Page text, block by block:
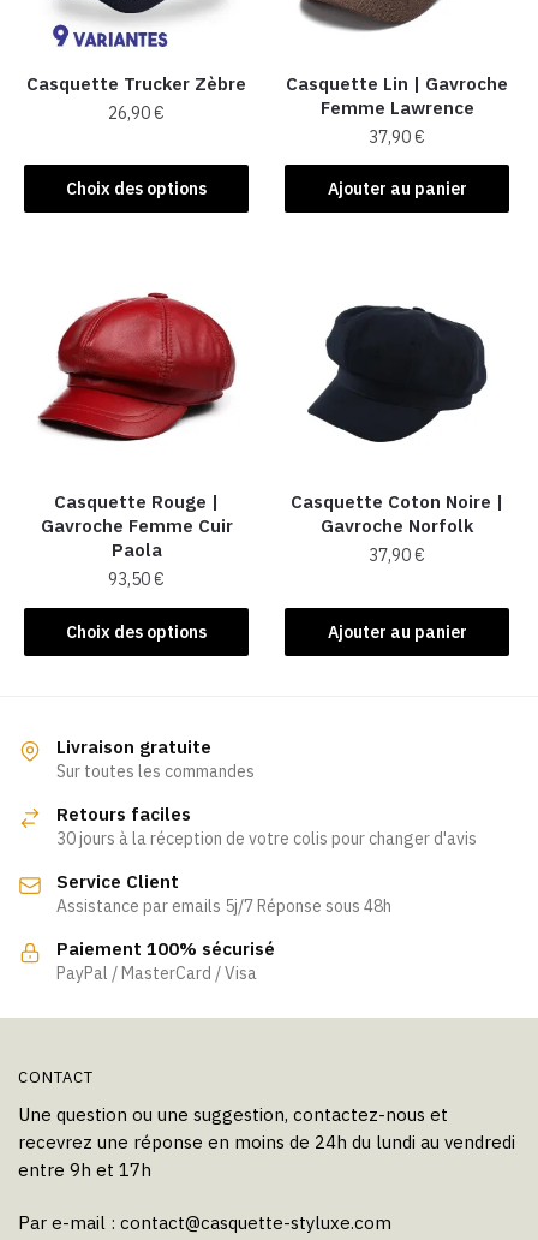
Casquette Trucker Zèbre
26,90€
Choix des options
produit
a
Les
options
peuvent
être
choisies
sur
page
du
produit
Casquette Lin | Gavroche
Femme Lawrence
37,90€
Ajouter au panier
Casquette Rouge |
Gavroche Femme Cuir
Paola
93,50€
Choix des options
Ce
produit
variations.
Les
peuvent
choisies
sur
la
page
Casquette Coton Noire |
Gavroche Norfolk
37,90€
Ajouter au panier
Livraison gratuite
Sur toutes les commandes
Retours faciles
30 jours à la réception de votre colis pour changer d'avis
Service Client
Assistance par emails 5j/7 Réponse sous 48h
Paiement 100% sécurisé
PayPal / MasterCard / Visa
CONTACT
Une question ou une suggestion, contactez-nous et
recevrez une réponse en moins de 24h du lundi au vendredi
entre 9h et 17h
Par e-mail : contact@casquette-styluxe.com